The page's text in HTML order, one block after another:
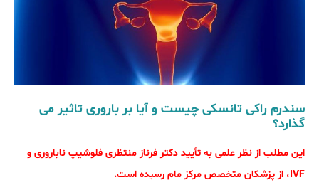
سندرم راکی تانسکی چیست و آیا بر باروری تاثیر می
گذارد؟
این مطلب از نظر علمی به تأیید دکتر فرناز منتظری فلوشیپ ناباروری و
IVF، از پزشکان متخصص مرکز مام رسیده است.